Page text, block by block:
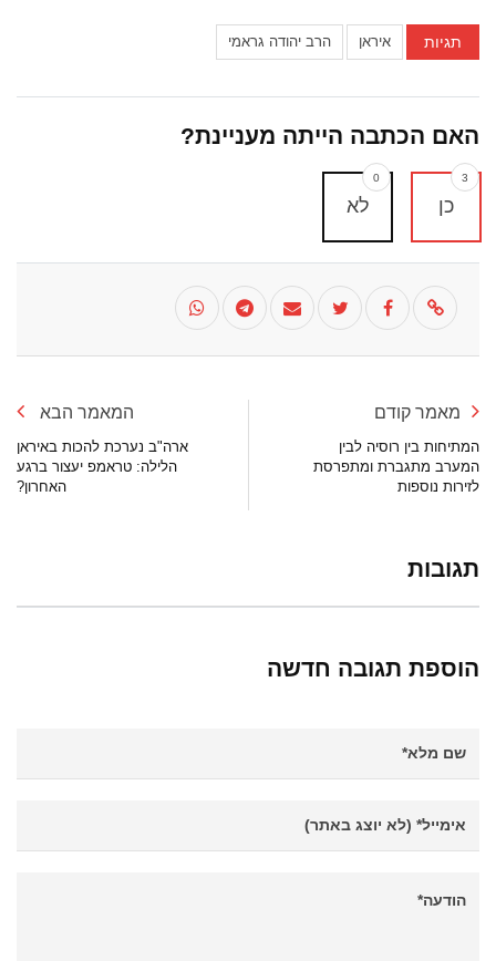
תגיות איראן הרב יהודה גראמי
האם הכתבה הייתה מעניינת?
כן
3
לא
0
מאמר קודם
המתיחות בין רוסיה לבין
המערב מתגברת ומתפרסת
לזירות נוספות
המאמר הבא
ארה"ב נערכת להכות באיראן
הלילה: טראמפ יעצור ברגע
האחרון?
תגובות
הוספת תגובה חדשה